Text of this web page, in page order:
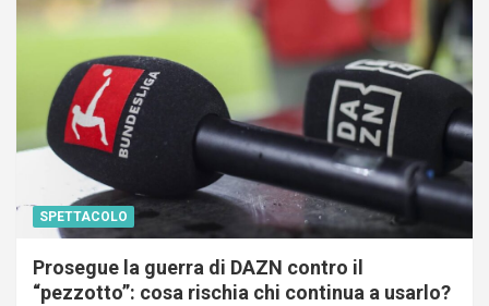
SPETTACOLO
Prosegue la guerra di DAZN contro il
“pezzotto”: cosa rischia chi continua a usarlo?